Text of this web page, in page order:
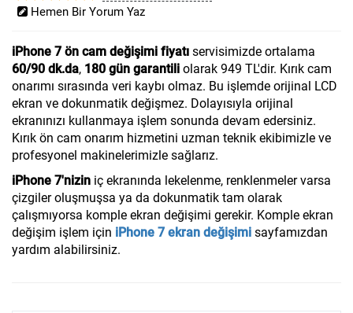
Hemen Bir Yorum Yaz
iPhone 7 ön cam değişimi fiyatı servisimizde ortalama
60/90 dk.da, 180 gün garantili olarak 949 TL'dir. Kırık cam
onarımı sırasında veri kaybı olmaz. Bu işlemde orijinal LCD
ekran ve dokunmatik değişmez. Dolayısıyla orijinal
ekranınızı kullanmaya işlem sonunda devam edersiniz.
Kırık ön cam onarım hizmetini uzman teknik ekibimizle ve
profesyonel makinelerimizle sağlarız.
iPhone 7'nizin iç ekranında lekelenme, renklenmeler varsa
çizgiler oluşmuşsa ya da dokunmatik tam olarak
çalışmıyorsa komple ekran değişimi gerekir. Komple ekran
değişim işlem için iPhone 7 ekran değişimi sayfamızdan
yardım alabilirsiniz.